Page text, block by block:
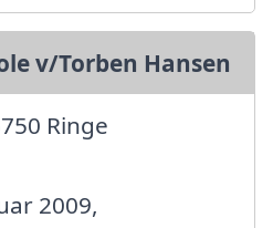
v/Torben Hansen
Ringe
2009,